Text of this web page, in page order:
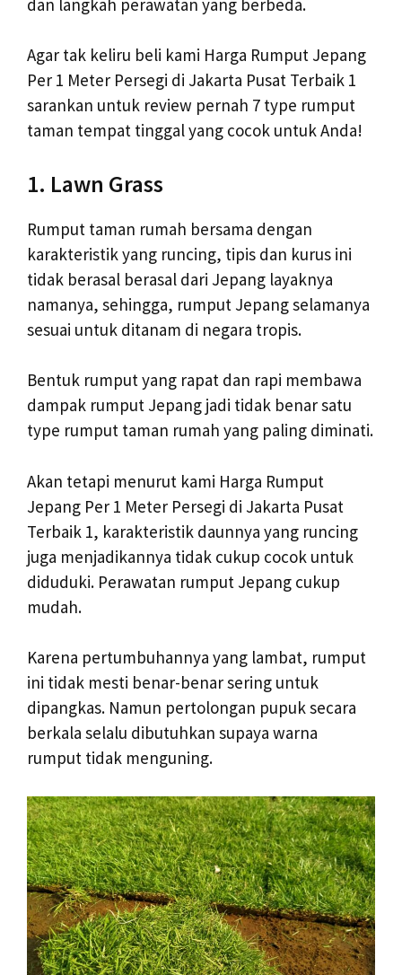
Agar tak keliru beli kami Harga Rumput Jepang
Per 1 Meter Persegi di Jakarta Pusat Terbaik 1
sarankan untuk review pernah 7 type rumput
taman tempat tinggal yang cocok untuk Anda!
1. Lawn Grass
Rumput taman rumah bersama dengan
karakteristik yang runcing, tipis dan kurus ini
tidak berasal berasal dari Jepang layaknya
namanya, sehingga, rumput Jepang selamanya
sesuai untuk ditanam di negara tropis.
Bentuk rumput yang rapat dan rapi membawa
dampak rumput Jepang jadi tidak benar satu
type rumput taman rumah yang paling diminati.
Akan tetapi menurut kami Harga Rumput
Jepang Per 1 Meter Persegi di Jakarta Pusat
Terbaik 1, karakteristik daunnya yang runcing
juga menjadikannya tidak cukup cocok untuk
diduduki. Perawatan rumput Jepang cukup
mudah.
Karena pertumbuhannya yang lambat, rumput
ini tidak mesti benar-benar sering untuk
dipangkas. Namun pertolongan pupuk secara
berkala selalu dibutuhkan supaya warna
rumput tidak menguning.